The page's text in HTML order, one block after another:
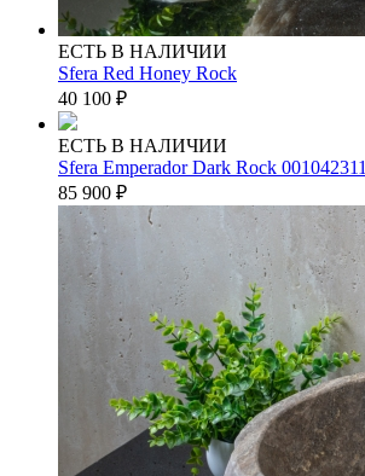
ЕСТЬ В НАЛИЧИИ
Sfera Red Honey Rock
40 100 ₽
ЕСТЬ В НАЛИЧИИ
Sfera Emperador Dark Rock 001042311
85 900 ₽